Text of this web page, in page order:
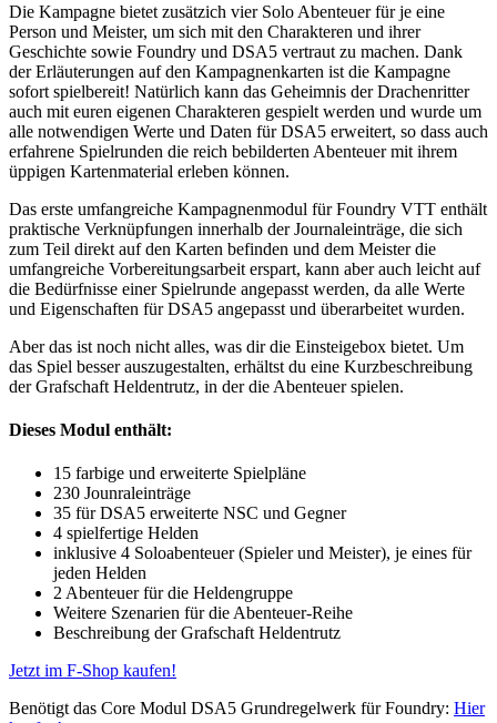
Die Kampagne bietet zusätzich vier Solo Abenteuer für je eine
Person und Meister, um sich mit den Charakteren und ihrer
Geschichte sowie Foundry und DSA5 vertraut zu machen. Dank
der Erläuterungen auf den Kampagnenkarten ist die Kampagne
sofort spielbereit! Natürlich kann das Geheimnis der Drachenritter
auch mit euren eigenen Charakteren gespielt werden und wurde um
alle notwendigen Werte und Daten für DSA5 erweitert, so dass auch
erfahrene Spielrunden die reich bebilderten Abenteuer mit ihrem
üppigen Kartenmaterial erleben können.
Das erste umfangreiche Kampagnenmodul für Foundry VTT enthält
praktische Verknüpfungen innerhalb der Journaleinträge, die sich
zum Teil direkt auf den Karten befinden und dem Meister die
umfangreiche Vorbereitungsarbeit erspart, kann aber auch leicht auf
die Bedürfnisse einer Spielrunde angepasst werden, da alle Werte
und Eigenschaften für DSA5 angepasst und überarbeitet wurden.
Aber das ist noch nicht alles, was dir die Einsteigebox bietet. Um
das Spiel besser auszugestalten, erhältst du eine Kurzbeschreibung
der Grafschaft Heldentrutz, in der die Abenteuer spielen.
Dieses Modul enthält:
15 farbige und erweiterte Spielpläne
230 Jounraleinträge
35 für DSA5 erweiterte NSC und Gegner
4 spielfertige Helden
inklusive 4 Soloabenteuer (Spieler und Meister), je eines für
jeden Helden
2 Abenteuer für die Heldengruppe
Weitere Szenarien für die Abenteuer-Reihe
Beschreibung der Grafschaft Heldentrutz
Jetzt im F-Shop kaufen!
Benötigt das Core Modul DSA5 Grundregelwerk für Foundry: Hier